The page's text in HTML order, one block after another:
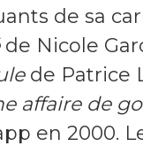
de sa
de Nicole
de Patrice
affaire de
en 2000.